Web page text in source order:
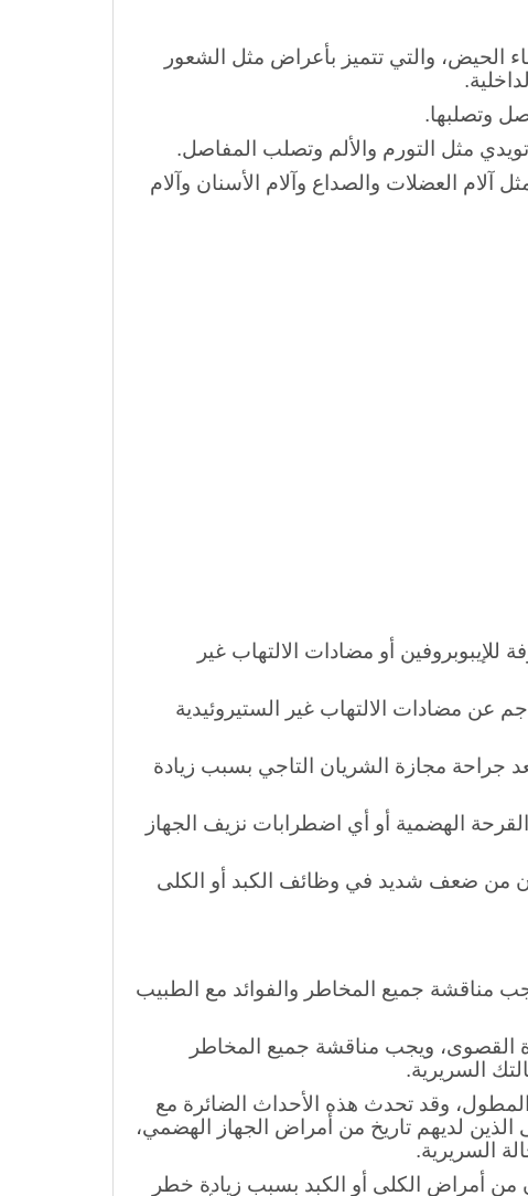
والتي تتميز بأعراض مثل الشعور
وتصلبها.
مثل التورم والألم وتصلب المفاصل.
العضلات والصداع وآلام الأسنان وآلام
أو مضادات الالتهاب غير
عن مضادات الالتهاب غير الستيروئيدية
الهضمية أو أي اضطرابات نزيف الجهاز
من ضعف شديد في وظائف الكبد أو الكلى
مناقشة جميع المخاطر والفوائد مع الطبيب
القصوى، ويجب مناقشة جميع المخاطر
السريرية.
المطول، وقد تحدث هذه الأحداث الضائرة مع
لديهم تاريخ من أمراض الجهاز الهضمي،
السريرية.